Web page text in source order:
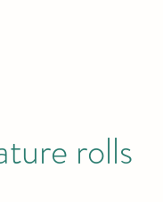
rolls